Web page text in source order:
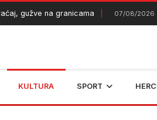
gužve na granicama 07/08/2026
KULTURA SPORT